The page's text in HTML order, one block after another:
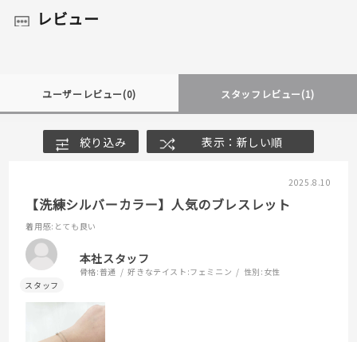
レビュー
ユーザーレビュー(0) スタッフレビュー(1)
絞り込み 表示：新しい順
2025.8.10
【洗練シルバーカラー】人気のブレスレット
着用感:とても良い
本社スタッフ
骨格:普通 好きなテイスト:フェミニン 性別: 女性